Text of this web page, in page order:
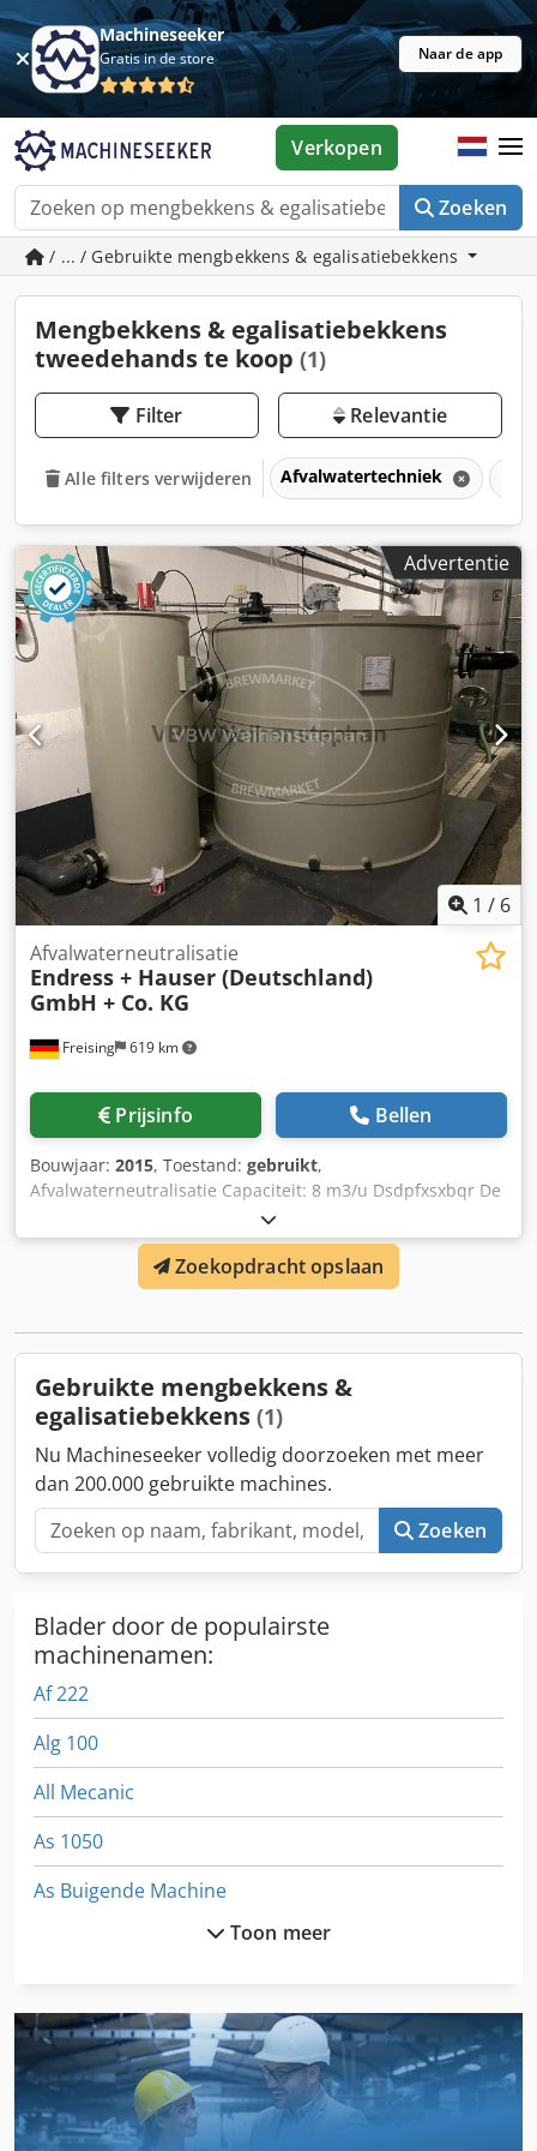
Machineseeker
Gratis in de store Naar de app
Zoeken
Verkopen
/ ... / Gebruikte mengbekkens & egalisatiebekkens
Mengbekkens & egalisatiebekkens
tweedehands te koop (1)
Filter Relevantie
Alle filters verwijderen Afvalwatertechniek
Advertentie
1 / 6
Freising 619 km
Afvalwaterneutralisatie
Endress + Hauser (Deutschland)
GmbH + Co. KG
Prijsinfo Bellen
Bouwjaar: 2015, Toestand: gebruikt,
Afvalwaterneutralisatie Capaciteit: 8 m3/u Dsdpfxsxbqr De
Anmskr Bediening / Besturing: Besturingskast met
touchscreen display / WAGO Uitrusting: Neutralisatietank
(37 hl); Eindaudit-tank (4,5 hl); Loogtank; Zuurtank;
Pompen; Meet-, sensor- en regeltechniek; Besturingskast
Zoekopdracht opslaan
Gebruikte mengbekkens &
egalisatiebekkens (1)
Nu Machineseeker volledig doorzoeken met meer
dan 200.000 gebruikte machines.
Zoeken
Blader door de populairste
machinenamen:
Af 222
Alg 100
All Mecanic
As 1050
As Buigende Machine
Dil 00 M
Fngj 20
German
Toon meer